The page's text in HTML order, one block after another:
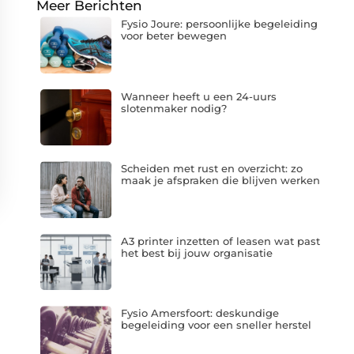
Meer Berichten
Fysio Joure: persoonlijke begeleiding
voor beter bewegen
Wanneer heeft u een 24-uurs
slotenmaker nodig?
Scheiden met rust en overzicht: zo
maak je afspraken die blijven werken
A3 printer inzetten of leasen wat past
het best bij jouw organisatie
Fysio Amersfoort: deskundige
begeleiding voor een sneller herstel